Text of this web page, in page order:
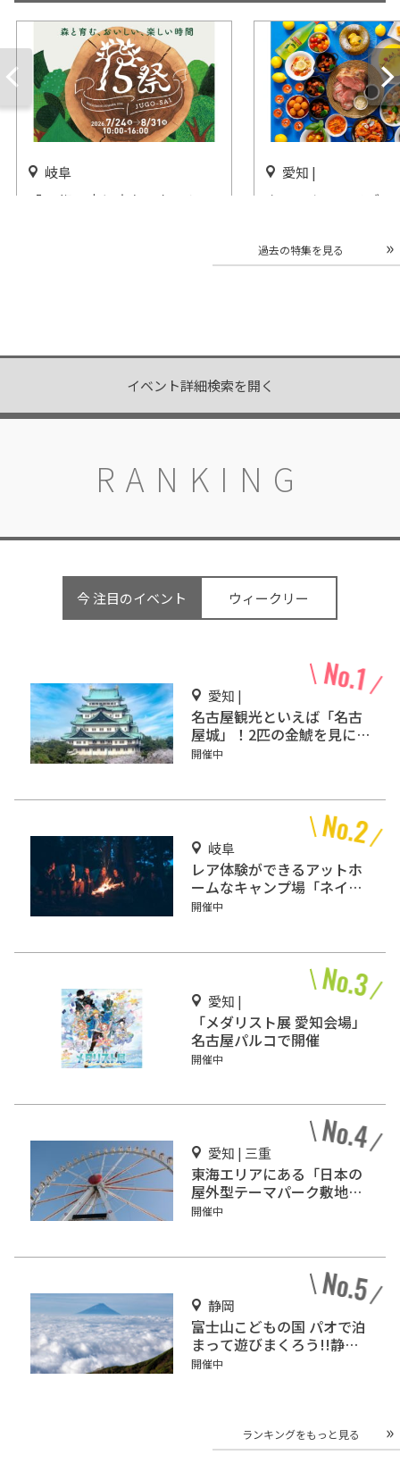
イベント詳細検索を開く
RANKING
今 注目のイベント ウィークリー
愛知 |
名古屋観光といえば「名古
屋城」！2匹の金鯱を見に
行こう
開催中
岐阜
レア体験ができるアットホ
ームなキャンプ場「ネイチ
ャーランドかみのほ」
開催中
愛知 |
「メダリスト展 愛知会場」
名古屋パルコで開催
開催中
愛知 | 三重
東海エリアにある「日本の
屋外型テーマパーク敷地面
積ランキング」入りしてい
開催中
静岡
富士山こどもの国 パオで泊
まって遊びまくろう!!静岡
の人気冒険王国!!
開催中
ランキングをもっと見る
岐阜
「15祭～森と育む、おいし
愛知 |
ウィークエンドブ
ェア」名古屋東急ホ
催
過去の特集を見る